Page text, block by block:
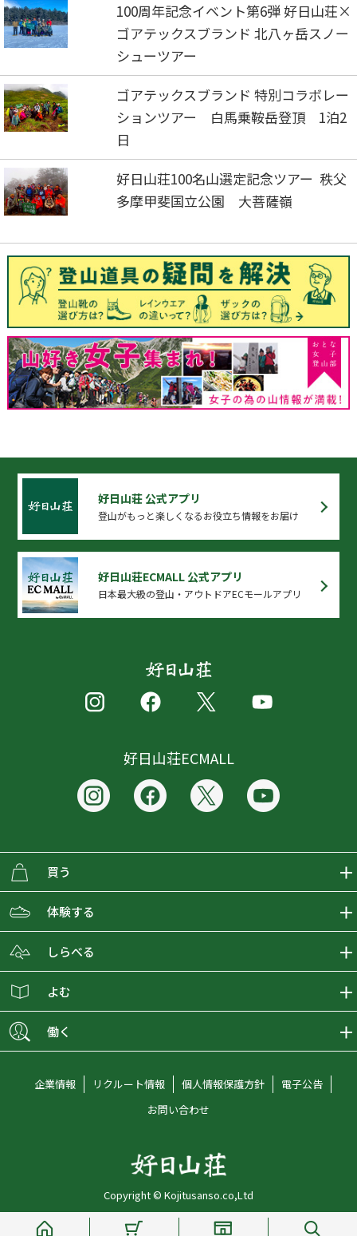
100周年記念イベント第6弾 好日山荘×
ゴアテックスブランド 北八ヶ岳スノー
シューツアー
ゴアテックスブランド 特別コラボレー
ションツアー 白馬乗鞍岳登頂 1泊2
日
好日山荘100名山選定記念ツアー 秩父
多摩甲斐国立公園 大菩薩嶺
好日山荘 公式アプリ
登山がもっと楽しくなるお役立ち情報をお届け
好日山荘ECMALL 公式アプリ
日本最大級の登山・アウトドアECモールアプリ
好日山荘ECMALL
買う
ECMALLの商品をさがす
取り扱いブランド一覧
ショップブログ
会員募集
体験する
おとな女子登山部
グラビティリサーチ
しらべる
登山レポート
オンラインコンシェルジュ
よむ
働く
アルバイト採用情報
社員メッセージ
企業情報 リクルート情報 個人情報保護方針
電子公告
お問い合わせ
Copyright © Kojitusanso.co,Ltd